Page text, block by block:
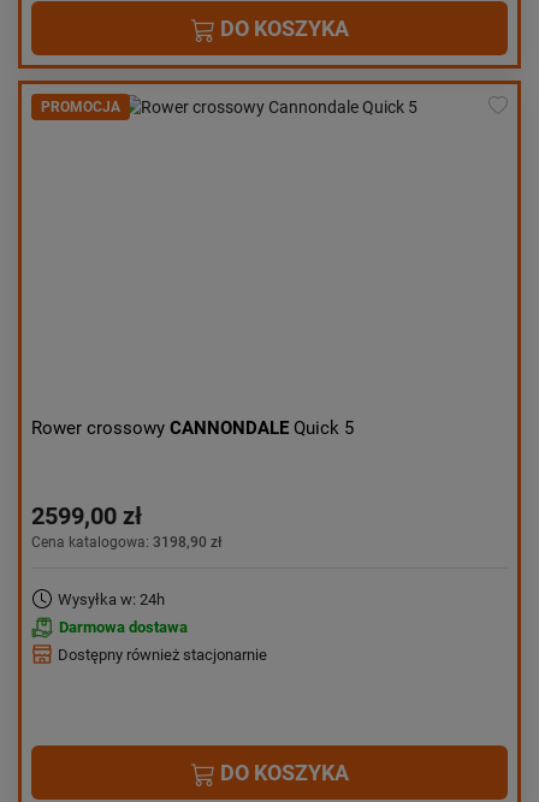
DO KOSZYKA
PROMOCJA
Rower crossowy CANNONDALE Quick 5
2599,00 zł
Cena katalogowa: 3198,90 zł
Wysyłka w: 24h
Darmowa dostawa
Dostępny również stacjonarnie
DO KOSZYKA